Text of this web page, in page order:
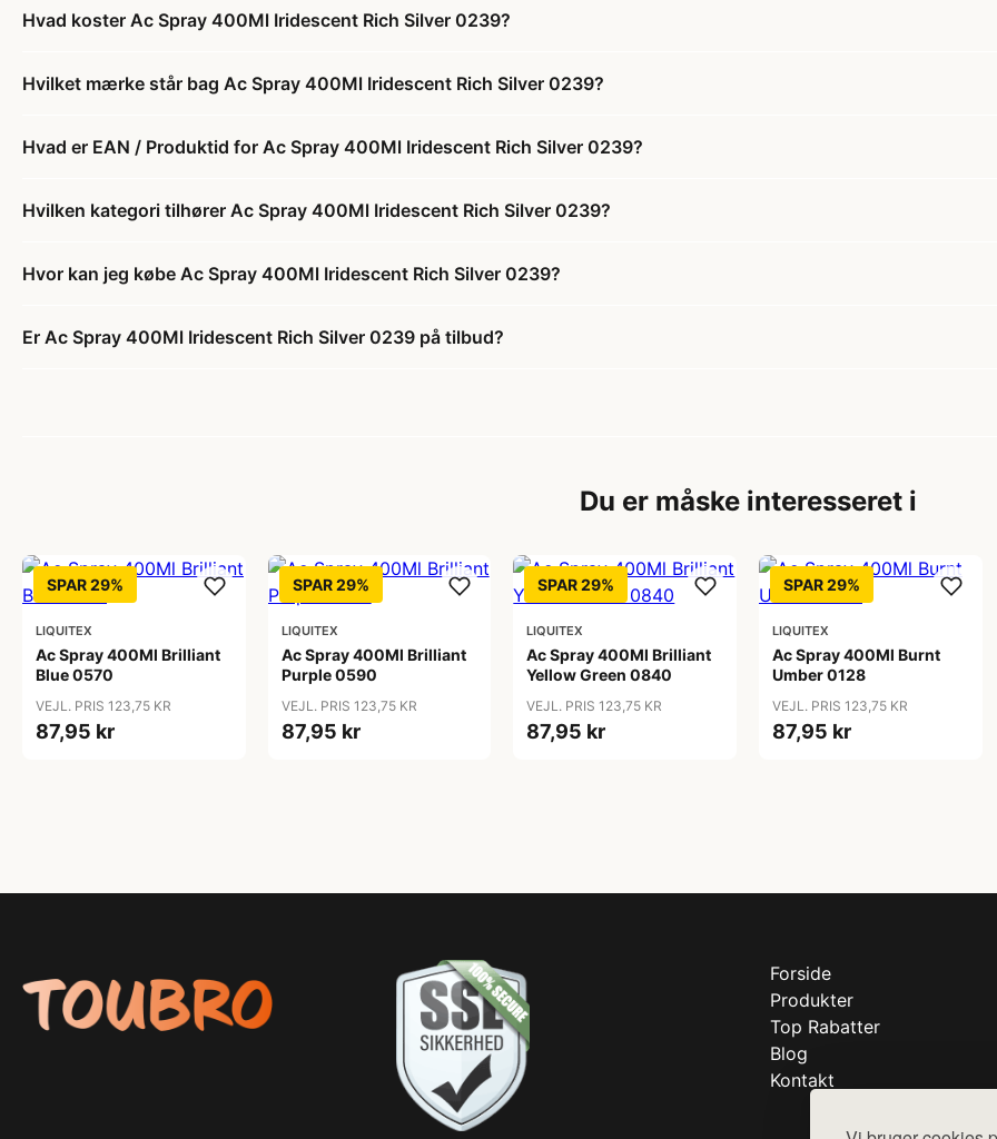
Hvad koster Ac Spray 400Ml Iridescent Rich Silver 0239?
Hvilket mærke står bag Ac Spray 400Ml Iridescent Rich Silver 0239?
Hvad er EAN / Produktid for Ac Spray 400Ml Iridescent Rich Silver 0239?
Hvilken kategori tilhører Ac Spray 400Ml Iridescent Rich Silver 0239?
Hvor kan jeg købe Ac Spray 400Ml Iridescent Rich Silver 0239?
Er Ac Spray 400Ml Iridescent Rich Silver 0239 på tilbud?
Du er måske interesseret i
SPAR 29%
LIQUITEX
Ac Spray 400Ml Brilliant
Blue 0570
VEJL. PRIS 123,75 KR
87,95 kr
SPAR 29%
LIQUITEX
Ac Spray 400Ml Brilliant
Purple 0590
VEJL. PRIS 123,75 KR
87,95 kr
SPAR 29%
LIQUITEX
Ac Spray 400Ml Brilliant
Yellow Green 0840
VEJL. PRIS 123,75 KR
87,95 kr
SPAR 29%
LIQUITEX
Ac Spray 400Ml Burnt
Umber 0128
VEJL. PRIS 123,75 KR
87,95 kr
Forside
Produkter
Top Rabatter
Blog
Kontakt